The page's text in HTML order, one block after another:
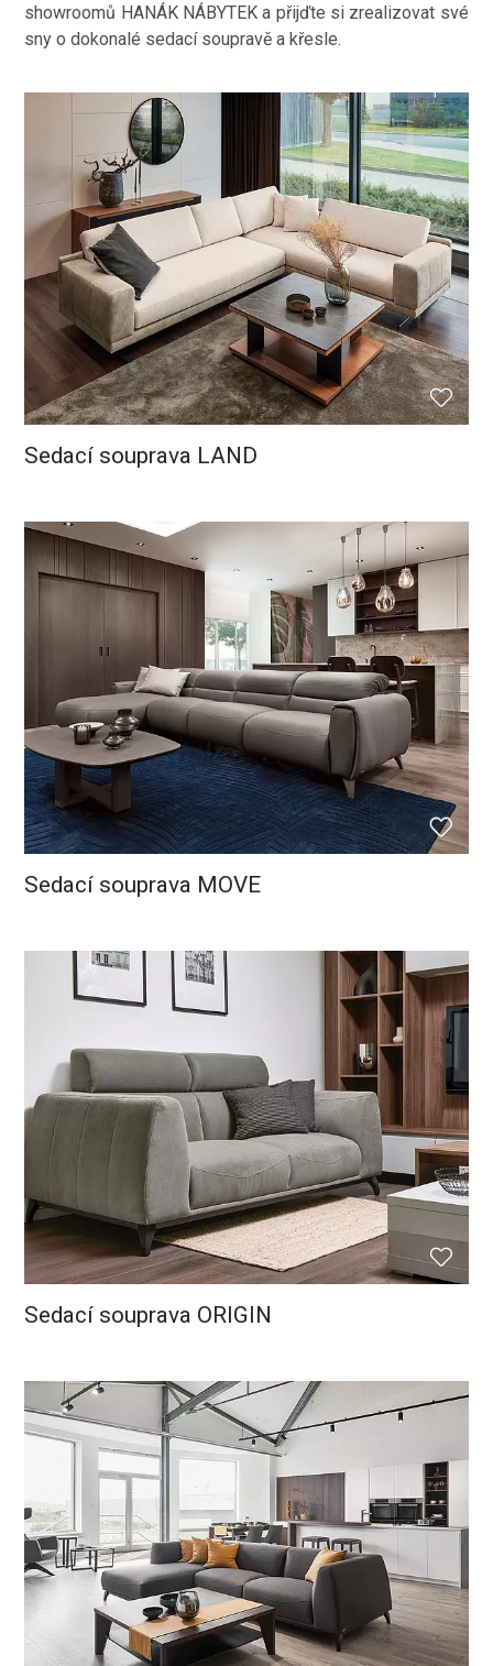
showroomů HANÁK NÁBYTEK a přijďte si zrealizovat své
sny o dokonalé sedací soupravě a křesle.
Sedací souprava LAND
Sedací souprava MOVE
Sedací souprava ORIGIN